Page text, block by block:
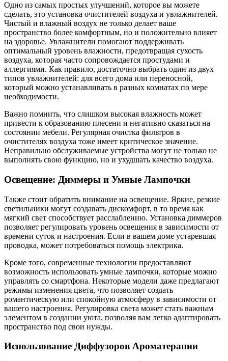
Одно из самых простых улучшений, которое вы можете
сделать, это установка очистителей воздуха и увлажнителей.
Чистый и влажный воздух не только делает ваше
пространство более комфортным, но и положительно влияет
на здоровье. Увлажнители помогают поддерживать
оптимальный уровень влажности, предотвращая сухость
воздуха, которая часто сопровождается простудами и
аллергиями. Как правило, достаточно выбрать один из двух
типов увлажнителей: для всего дома или переносной,
который можно устанавливать в разных комнатах по мере
необходимости.
Важно помнить, что слишком высокая влажность может
привести к образованию плесени и негативно сказаться на
состоянии мебели. Регулярная очистка фильтров в
очистителях воздуха тоже имеет критическое значение.
Неправильно обслуживаемые устройства могут не только не
выполнять свою функцию, но и ухудшать качество воздуха.
Освещение: Диммеры и Умные Лампочки
Также стоит обратить внимание на освещение. Яркие, резкие
светильники могут создавать дискомфорт, в то время как
мягкий свет способствует расслаблению. Установка диммеров
позволяет регулировать уровень освещения в зависимости от
времени суток и настроения. Если в вашем доме устаревшая
проводка, может потребоваться помощь электрика.
Кроме того, современные технологии предоставляют
возможность использовать умные лампочки, которые можно
управлять со смартфона. Некоторые модели даже предлагают
режимы изменения цвета, что позволяет создать
романтическую или спокойную атмосферу в зависимости от
вашего настроения. Регулировка света может стать важным
элементом в создании уюта, позволяя вам легко адаптировать
пространство под свои нужды.
Использование Диффузоров Ароматерапии